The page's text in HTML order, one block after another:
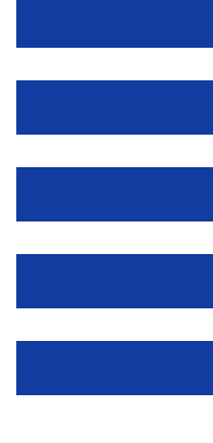
Ürün bilgilerinde
Ürün fiyatı diğer
Bu ürüne benzer